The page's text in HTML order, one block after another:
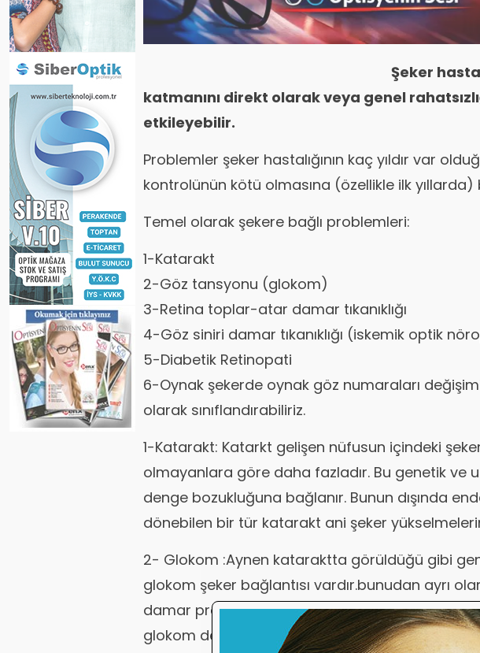
Şeker
katmanını direkt olarak veya genel
etkileyebilir.
Problemler şeker hastalığının kaç yıldır var
kontrolünün kötü olmasına (özellikle ilk
Temel olarak şekere bağlı problemleri:
1-Katarakt
2-Göz tansyonu (glokom)
3-Retina toplar-atar damar tıkanıklığı
4-Göz siniri damar tıkanıklığı (iskemik optik
5-Diabetik Retinopati
6-Oynak şekerde oynak göz numaraları
olarak sınıflandırabiliriz.
1-Katarakt: Katarkt gelişen nüfusun içindeki
olmayanlara göre daha fazladır. Bu genetik ve
denge bozukluğuna bağlanır. Bunun dışında
dönebilen bir tür katarakt ani şeker
2- Glokom :Aynen kataraktta görüldüğü gibi
glokom şeker bağlantısı vardır.bunudan ayrı
damar problemlerine bağlı neovasküler (yeni
glokom denilen bir tür vardır.tedavisi farklıdır.